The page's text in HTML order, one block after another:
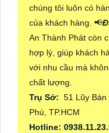
chúng tôi luôn có
của khách hàng. 📢
An Thành Phát còn
hợp lý, giúp khách
với nhu cầu mà
chất lượng.
Trụ Sở: 51 Lũy Bán
Phú, TP.HCM
Hotline: